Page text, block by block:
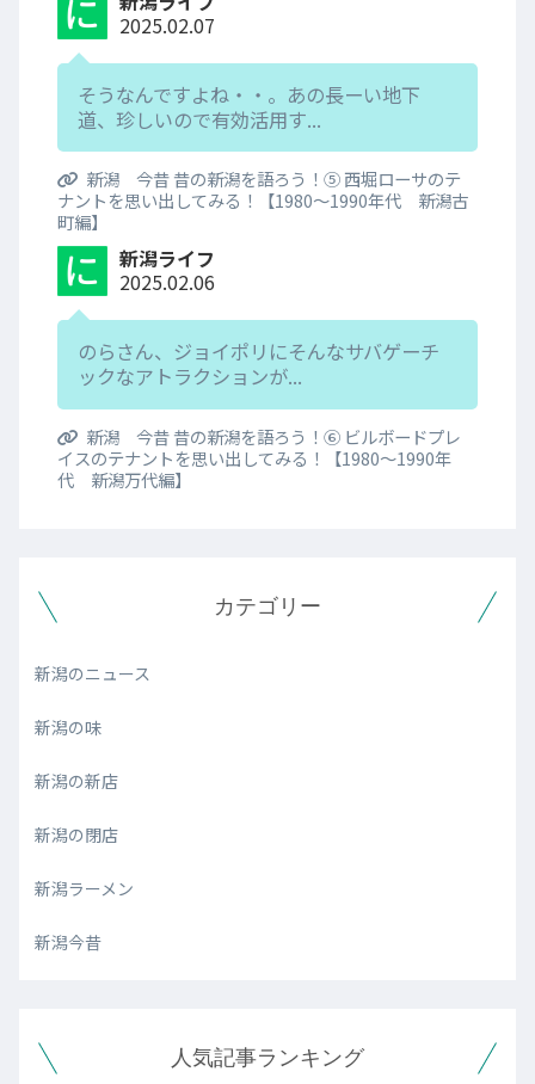
2025.02.07
そうなんですよね・・。あの長ーい地下
道、珍しいので有効活用す...
新潟 今昔 昔の新潟を語ろう！⑤ 西堀ローサのテ
ナントを思い出してみる！【1980～1990年代 新潟古
町編】
新潟ライフ
2025.02.06
のらさん、ジョイポリにそんなサバゲーチ
ックなアトラクションが...
新潟 今昔 昔の新潟を語ろう！⑥ ビルボードプレ
イスのテナントを思い出してみる！【1980～1990年
代 新潟万代編】
カテゴリー
新潟のニュース
新潟の味
新潟の新店
新潟の閉店
新潟ラーメン
新潟今昔
人気記事ランキング